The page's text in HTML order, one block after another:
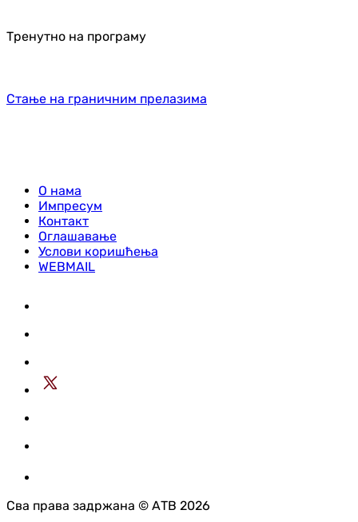
Тренутно на програму
Стање на граничним прелазима
О нама
Импресум
Контакт
Оглашавање
Услови коришћења
WEBMAIL
Сва права задржана © АТВ 2026